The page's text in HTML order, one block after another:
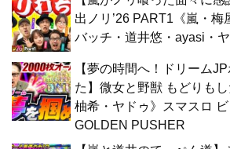
出ノリ’26 PART1《嵐・
バッチ・道井悠・ayasi・ヤ
【夢の時間へ！ドリーム
た】微女と野獣 もどりも
柚希・ヤドゥ》スマスロ
GOLDEN PUSHER